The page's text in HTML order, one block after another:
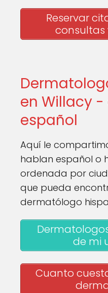
Reservar
en Willacy
español
Aquí le
hablan español o
ordenada por
que pueda
dermatólogo
de mi
Cuanto